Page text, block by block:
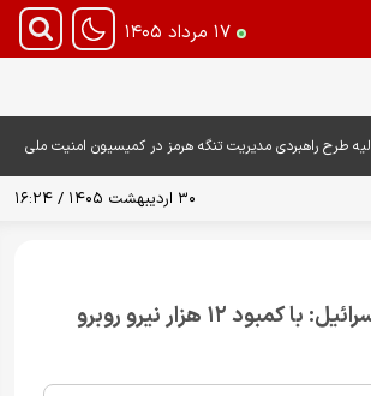
۱۷ مرداد ۱۴۰۵
طرح راهبردی مدیریت تنگه هرمز در کمیسیون امنیت ملی
۳۰ اردیبهشت ۱۴۰۵ / ۱۶:۲۴
هشدار ارتش اسرائیل: با کمبود ۱۲ هزار نیرو روبرو